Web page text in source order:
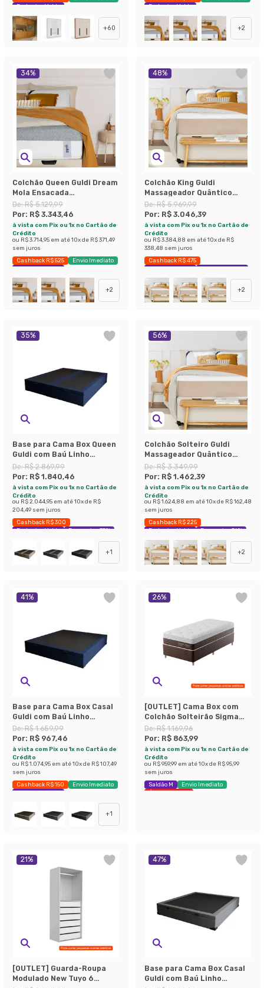
Exclusivo Mobly
+60
Exclusivo Mobly
+2
34%
Colchão Queen Guldi Dream
Mola Ensacada
(30x158x198) Cinza e
Branco
De:R$ 5.129,99
Por: R$ 3.343,46
à vista com Pix ou 1x no Cartão de
Crédito
ou R$ 3.714,95 em até10x de R$ 371,49
sem juros
Cashback R$ 525
Envio Imediato
Exclusivo Mobly
+2
48%
Colchão King Guldi
Massageador Quântico
Molas Ensacadas
(30x193x203) Branco e Bege
De:R$ 5.969,99
Por: R$ 3.046,39
à vista com Pix ou 1x no Cartão de
Crédito
ou R$ 3.384,88 em até10x de R$
338,48 sem juros
Cashback R$ 475
Exclusivo Mobly
Economize 48%
+2
35%
Base para Cama Box Queen
Guldi com Baú Linho
(47x158x198 cm) Azul
Marinho
De:R$ 2.869,99
Por: R$ 1.840,46
à vista com Pix ou 1x no Cartão de
Crédito
ou R$ 2.044,95 em até10x de R$
204,49 sem juros
Cashback R$ 300
Exclusivo Mobly
Economize 35%
+1
56%
Colchão Solteiro Guldi
Massageador Quântico
Molas Ensacadas
(30x88x188) Branco e Bege
De:R$ 3.349,99
Por: R$ 1.462,39
à vista com Pix ou 1x no Cartão de
Crédito
ou R$ 1.624,88 em até10x de R$ 162,48
sem juros
Cashback R$ 225
Exclusivo Mobly
Economize 56%
+2
41%
Base para Cama Box Casal
Guldi com Baú Linho
(47x138x188 cm) Azul
Marinho
De:R$ 1.659,99
Por: R$ 967,46
à vista com Pix ou 1x no Cartão de
Crédito
ou R$ 1.074,95 em até10x de R$ 107,49
sem juros
Cashback R$ 150
Envio Imediato
Exclusivo Mobly
+1
26%
[OUTLET] Cama Box com
Colchão Solteirão Sigma
Flow Anti Stress
(23x108x198)
De:R$ 1.169,96
Por: R$ 863,99
à vista com Pix ou 1x no Cartão de
Crédito
ou R$ 959,99 em até10x de R$ 95,99
sem juros
Saldão M
Envio Imediato
Últimas peças
21%
[OUTLET] Guarda-Roupa
Modulado New Tuyo 6
47%
Base para Cama Box Casal
Guldi com Baú Linho